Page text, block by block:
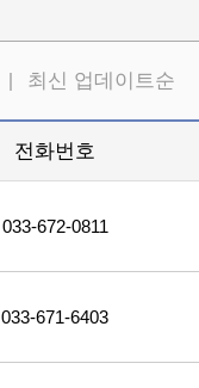
최신 업데이트순
전화번호
033-672-0811
033-671-6403